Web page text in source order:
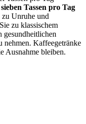
Tassen pro Tag
zu Unruhe und
zu klassischem
gesundheitlichen
nehmen. Kaffeegetränke
Ausnahme bleiben.